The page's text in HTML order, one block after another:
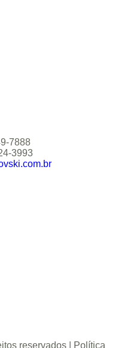
7888
3993
reservados | Política